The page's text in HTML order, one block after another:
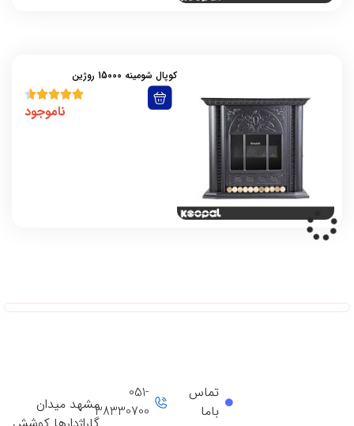
کوپال شومینه 15000 روژین
ناموجود
مشهد میدان
051-
38330700
تماس
باما